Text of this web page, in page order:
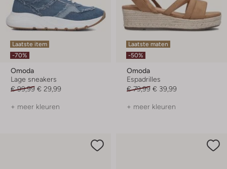
Laatste item
-70%
Omoda
Lage sneakers
€ 99,99 € 29,99
+ meer kleuren
Laatste maten
-50%
Omoda
Espadrilles
€ 79,99 € 39,99
+ meer kleuren